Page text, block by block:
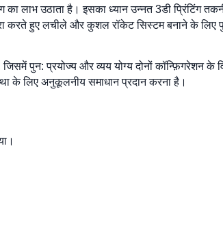
का लाभ उठाता है। इसका ध्यान उन्नत 3डी प्रिंटिंग
करते हुए लचीले और कुशल रॉकेट सिस्टम बनाने के लिए
पुन: प्रयोज्य और व्यय योग्य दोनों कॉन्फ़िगरेशन के
के लिए अनुकूलनीय समाधान प्रदान करना है।